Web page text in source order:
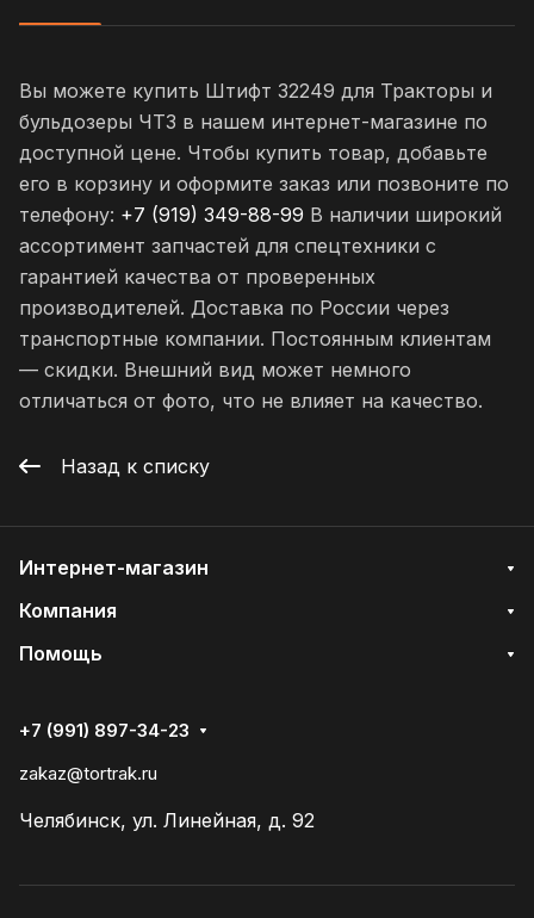
Вы можете купить Штифт 32249 для Тракторы и
бульдозеры ЧТЗ в нашем интернет-магазине по
доступной цене. Чтобы купить товар, добавьте
его в корзину и оформите заказ или позвоните по
телефону: +7 (919) 349-88-99 В наличии широкий
ассортимент запчастей для спецтехники с
гарантией качества от проверенных
производителей. Доставка по России через
транспортные компании. Постоянным клиентам
— скидки. Внешний вид может немного
отличаться от фото, что не влияет на качество.
Назад к списку
Интернет-магазин
Компания
Помощь
+7 (991) 897-34-23
zakaz@tortrak.ru
Челябинск, ул. Линейная, д. 92